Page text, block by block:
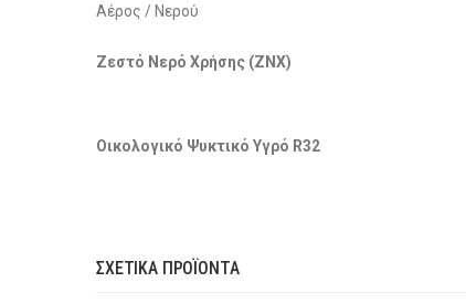
Αέρος / Νερού
Ζεστό Νερό Χρήσης (ΖΝΧ)
Οικολογικό Ψυκτικό Υγρό R32
ΣΧΕΤΙΚΆ ΠΡΟΪΌΝΤΑ